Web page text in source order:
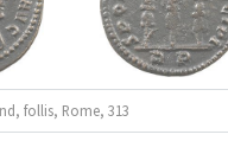
follis, Rome, 313